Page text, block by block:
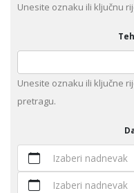
Unеsitе oznaku ili klјučnu
Unesite оznaku ili ključne
pretragu.
Izaberi nadnevak
Izaberi nadnevak